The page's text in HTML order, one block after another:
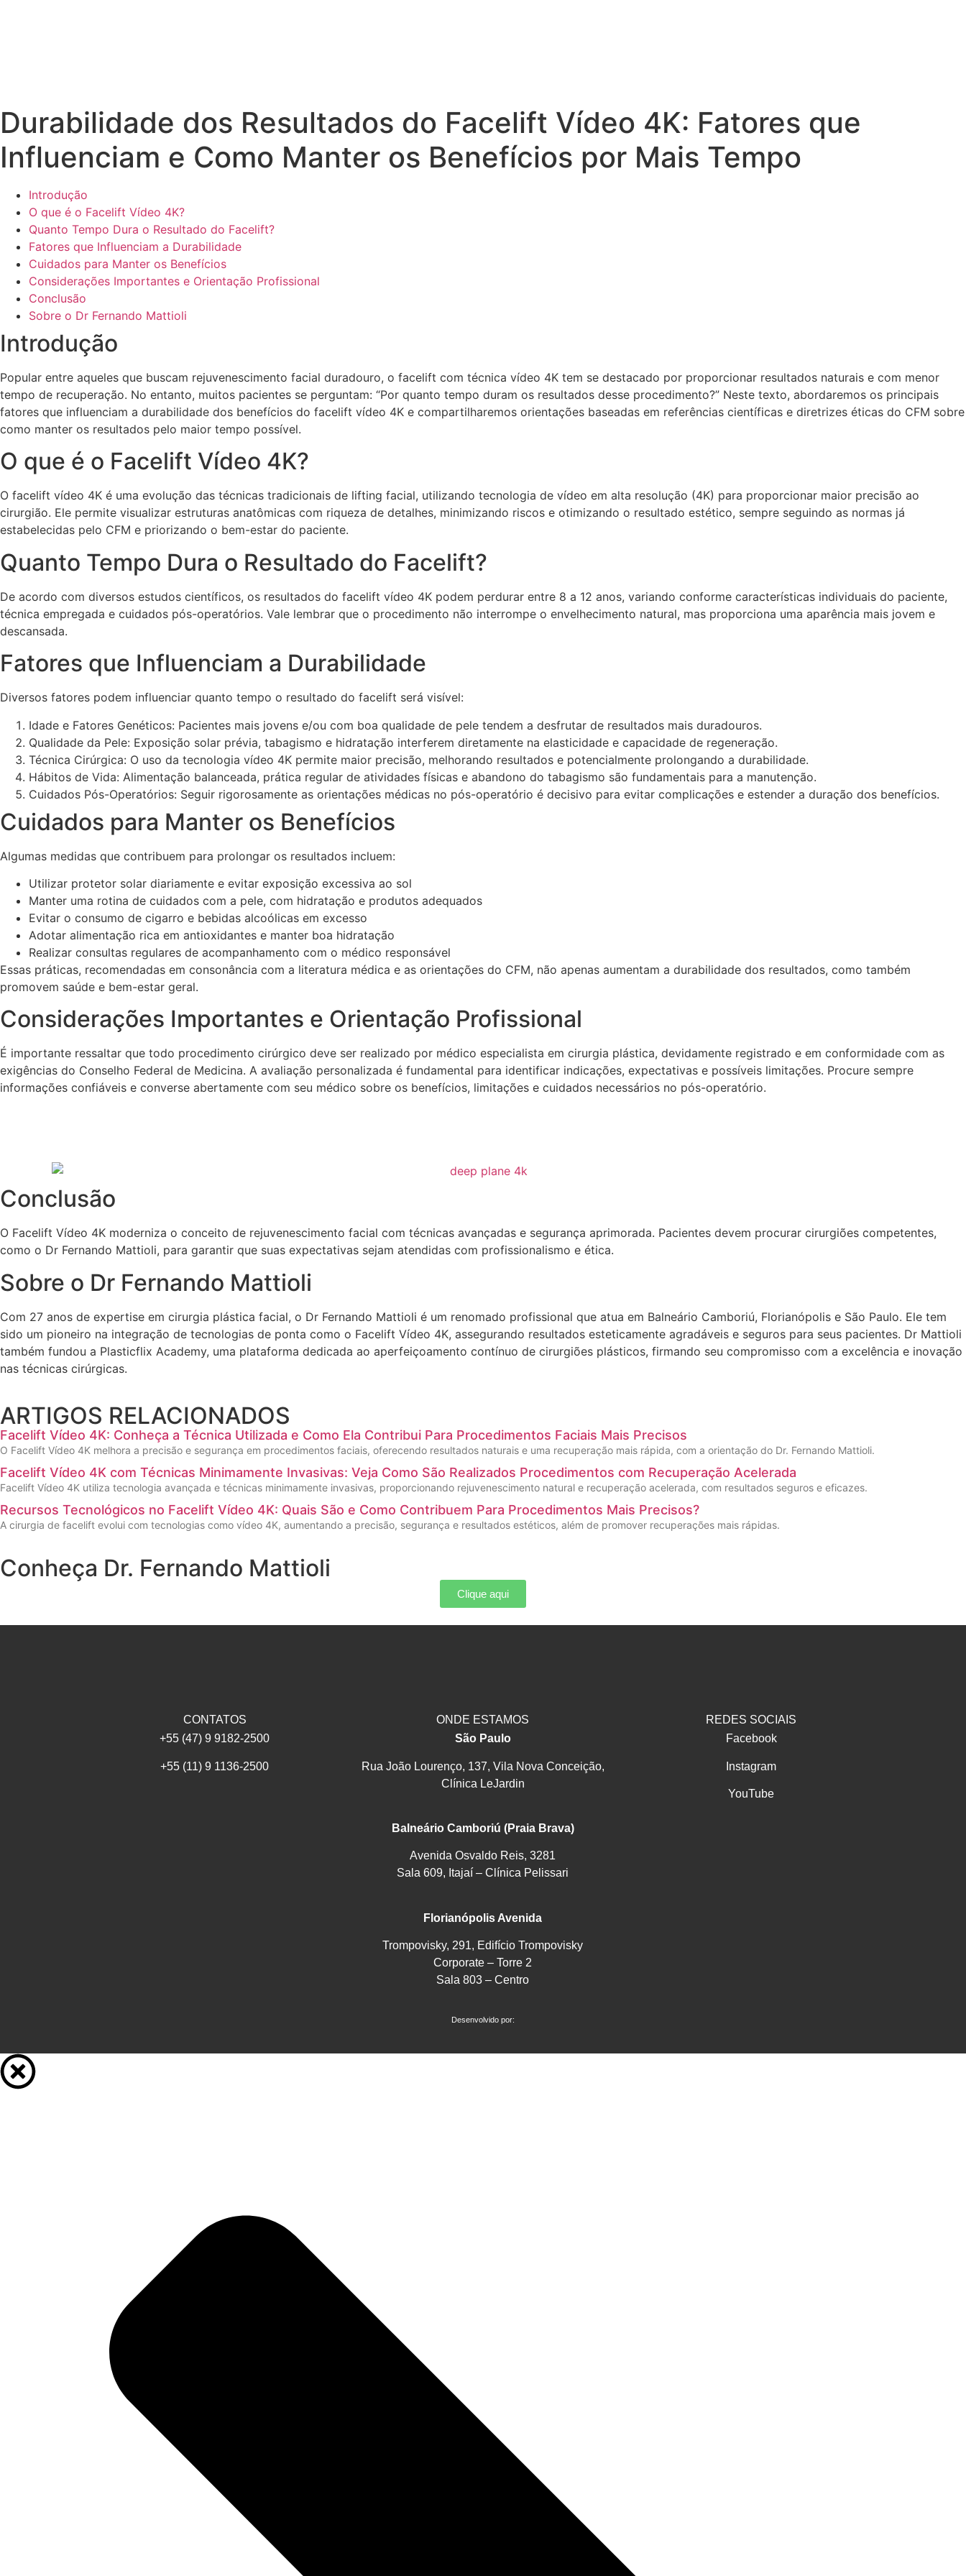
Durabilidade dos Resultados do Facelift Vídeo 4K: Fatores que
Influenciam e Como Manter os Benefícios por Mais Tempo
Introdução
O que é o Facelift Vídeo 4K?
Quanto Tempo Dura o Resultado do Facelift?
Fatores que Influenciam a Durabilidade
Cuidados para Manter os Benefícios
Considerações Importantes e Orientação Profissional
Conclusão
Sobre o Dr Fernando Mattioli
Introdução
Popular entre aqueles que buscam rejuvenescimento facial duradouro, o facelift com técnica vídeo 4K tem se destacado por proporcionar resultados naturais e com menor
tempo de recuperação. No entanto, muitos pacientes se perguntam: “Por quanto tempo duram os resultados desse procedimento?” Neste texto, abordaremos os principais
fatores que influenciam a durabilidade dos benefícios do facelift vídeo 4K e compartilharemos orientações baseadas em referências científicas e diretrizes éticas do CFM sobre
como manter os resultados pelo maior tempo possível.
O que é o Facelift Vídeo 4K?
O facelift vídeo 4K é uma evolução das técnicas tradicionais de lifting facial, utilizando tecnologia de vídeo em alta resolução (4K) para proporcionar maior precisão ao
cirurgião. Ele permite visualizar estruturas anatômicas com riqueza de detalhes, minimizando riscos e otimizando o resultado estético, sempre seguindo as normas já
estabelecidas pelo CFM e priorizando o bem-estar do paciente.
Quanto Tempo Dura o Resultado do Facelift?
De acordo com diversos estudos científicos, os resultados do facelift vídeo 4K podem perdurar entre 8 a 12 anos, variando conforme características individuais do paciente,
técnica empregada e cuidados pós-operatórios. Vale lembrar que o procedimento não interrompe o envelhecimento natural, mas proporciona uma aparência mais jovem e
descansada.
Fatores que Influenciam a Durabilidade
Diversos fatores podem influenciar quanto tempo o resultado do facelift será visível:
Idade e Fatores Genéticos: Pacientes mais jovens e/ou com boa qualidade de pele tendem a desfrutar de resultados mais duradouros.
Qualidade da Pele: Exposição solar prévia, tabagismo e hidratação interferem diretamente na elasticidade e capacidade de regeneração.
Técnica Cirúrgica: O uso da tecnologia vídeo 4K permite maior precisão, melhorando resultados e potencialmente prolongando a durabilidade.
Hábitos de Vida: Alimentação balanceada, prática regular de atividades físicas e abandono do tabagismo são fundamentais para a manutenção.
Cuidados Pós-Operatórios: Seguir rigorosamente as orientações médicas no pós-operatório é decisivo para evitar complicações e estender a duração dos benefícios.
Cuidados para Manter os Benefícios
Algumas medidas que contribuem para prolongar os resultados incluem:
Utilizar protetor solar diariamente e evitar exposição excessiva ao sol
Manter uma rotina de cuidados com a pele, com hidratação e produtos adequados
Evitar o consumo de cigarro e bebidas alcoólicas em excesso
Adotar alimentação rica em antioxidantes e manter boa hidratação
Realizar consultas regulares de acompanhamento com o médico responsável
Essas práticas, recomendadas em consonância com a literatura médica e as orientações do CFM, não apenas aumentam a durabilidade dos resultados, como também
promovem saúde e bem-estar geral.
Considerações Importantes e Orientação Profissional
É importante ressaltar que todo procedimento cirúrgico deve ser realizado por médico especialista em cirurgia plástica, devidamente registrado e em conformidade com as
exigências do Conselho Federal de Medicina. A avaliação personalizada é fundamental para identificar indicações, expectativas e possíveis limitações. Procure sempre
informações confiáveis e converse abertamente com seu médico sobre os benefícios, limitações e cuidados necessários no pós-operatório.
Conclusão
O Facelift Vídeo 4K moderniza o conceito de rejuvenescimento facial com técnicas avançadas e segurança aprimorada. Pacientes devem procurar cirurgiões competentes,
como o Dr Fernando Mattioli, para garantir que suas expectativas sejam atendidas com profissionalismo e ética.
Sobre o Dr Fernando Mattioli
Com 27 anos de expertise em cirurgia plástica facial, o Dr Fernando Mattioli é um renomado profissional que atua em Balneário Camboriú, Florianópolis e São Paulo. Ele tem
sido um pioneiro na integração de tecnologias de ponta como o Facelift Vídeo 4K, assegurando resultados esteticamente agradáveis e seguros para seus pacientes. Dr Mattioli
também fundou a Plasticflix Academy, uma plataforma dedicada ao aperfeiçoamento contínuo de cirurgiões plásticos, firmando seu compromisso com a excelência e inovação
nas técnicas cirúrgicas.
ARTIGOS RELACIONADOS
Facelift Vídeo 4K: Conheça a Técnica Utilizada e Como Ela Contribui Para Procedimentos Faciais Mais Precisos
O Facelift Vídeo 4K melhora a precisão e segurança em procedimentos faciais, oferecendo resultados naturais e uma recuperação mais rápida, com a orientação do Dr. Fernando Mattioli.
Facelift Vídeo 4K com Técnicas Minimamente Invasivas: Veja Como São Realizados Procedimentos com Recuperação Acelerada
Facelift Vídeo 4K utiliza tecnologia avançada e técnicas minimamente invasivas, proporcionando rejuvenescimento natural e recuperação acelerada, com resultados seguros e eficazes.
Recursos Tecnológicos no Facelift Vídeo 4K: Quais São e Como Contribuem Para Procedimentos Mais Precisos?
A cirurgia de facelift evolui com tecnologias como vídeo 4K, aumentando a precisão, segurança e resultados estéticos, além de promover recuperações mais rápidas.
Conheça Dr. Fernando Mattioli
Clique aqui
CONTATOS
+55 (47) 9 9182-2500
+55 (11) 9 1136-2500
ONDE ESTAMOS
São Paulo
Rua João Lourenço, 137, Vila Nova Conceição,
Clínica LeJardin
Balneário Camboriú (Praia Brava)
Avenida Osvaldo Reis, 3281
Sala 609, Itajaí – Clínica Pelissari
Florianópolis Avenida
Trompovisky, 291, Edifício Trompovisky
Corporate – Torre 2
Sala 803 – Centro
REDES SOCIAIS
Facebook
Instagram
YouTube
Desenvolvido por: